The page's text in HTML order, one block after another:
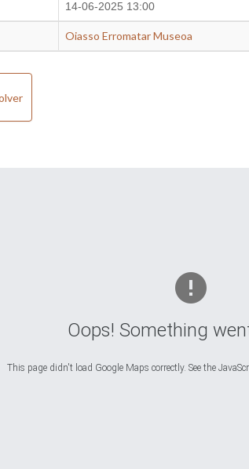
14-06-2025 13:00
Oiasso Erromatar Museoa
Oops! Something
This page didn't load Google Maps correctly. See the